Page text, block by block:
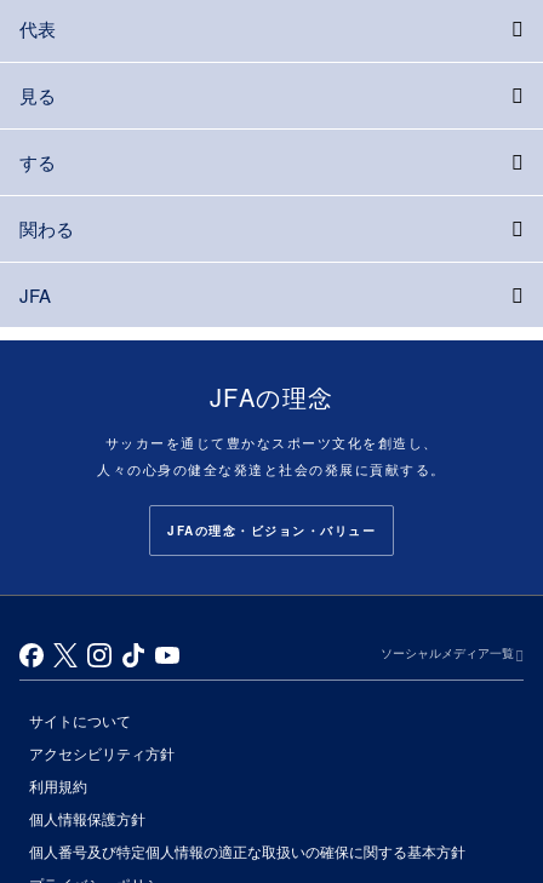
代表
見る
する
関わる
JFA
JFAの理念
サッカーを通じて豊かなスポーツ文化を創造し、
人々の心身の健全な発達と社会の発展に貢献する。
JFAの理念・ビジョン・バリュー
ソーシャルメディア一覧
サイトについて
アクセシビリティ方針
利用規約
個人情報保護方針
個人番号及び特定個人情報の適正な取扱いの確保に関する基本方針